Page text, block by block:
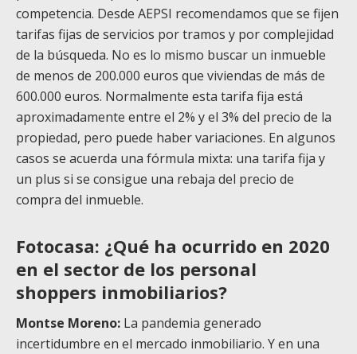
competencia. Desde AEPSI recomendamos que se fijen
tarifas fijas de servicios por tramos y por complejidad
de la búsqueda. No es lo mismo buscar un inmueble
de menos de 200.000 euros que viviendas de más de
600.000 euros. Normalmente esta tarifa fija está
aproximadamente entre el 2% y el 3% del precio de la
propiedad, pero puede haber variaciones. En algunos
casos se acuerda una fórmula mixta: una tarifa fija y
un plus si se consigue una rebaja del precio de
compra del inmueble.
Fotocasa: ¿Qué ha ocurrido en 2020
en el sector de los personal
shoppers inmobiliarios?
Montse Moreno: La pandemia generado
incertidumbre en el mercado inmobiliario. Y en una